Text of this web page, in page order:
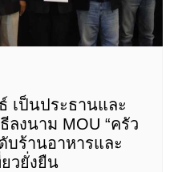
เป็นประธานและ
งนาม MOU “ครัว
บร้านอาหารและ
วยั่งยืน